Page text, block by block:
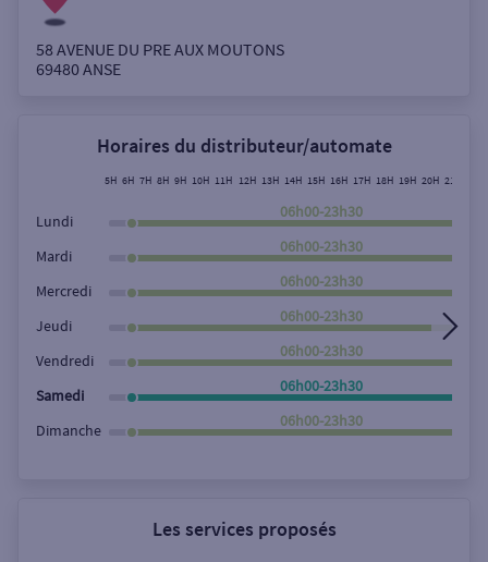
Rue
Rechercher
58 AVENUE DU PRE AUX MOUTONS
69480ANSE
Horaires du distributeur/automate
5H 6H 7H 8H 9H 10H 11H 12H 13H 14H 15H 16H 17H 18H 19H 20H 21H
Lundi
06h00-23h30
Mardi
06h00-23h30
Mercredi
06h00-23h30
Jeudi
06h00-23h30
Vendredi
06h00-23h30
Samedi
06h00-23h30
Dimanche
06h00-23h30
Les services proposés